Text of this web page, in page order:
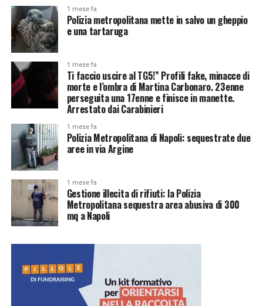
1 mese fa
Polizia metropolitana mette in salvo un gheppio
e una tartaruga
1 mese fa
Ti faccio uscire al TG5!” Profili fake, minacce di
morte e l’ombra di Martina Carbonaro. 23enne
perseguita una 17enne e finisce in manette.
Arrestato dai Carabinieri
1 mese fa
Polizia Metropolitana di Napoli: sequestrate due
aree in via Argine
1 mese fa
Gestione illecita di rifiuti: la Polizia
Metropolitana sequestra area abusiva di 300
mq a Napoli